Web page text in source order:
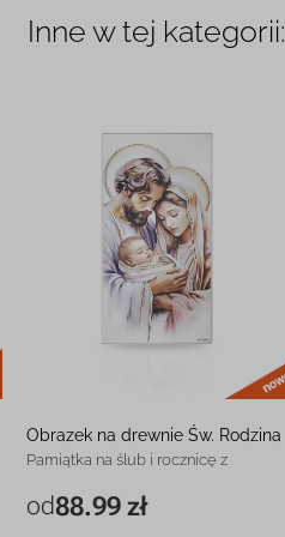
Inne w tej kategorii:
nowość
Obrazek na drewnie Św. Rodzina
Pamiątka na ślub i rocznicę z
od88.99 zł
6 x 12 cm